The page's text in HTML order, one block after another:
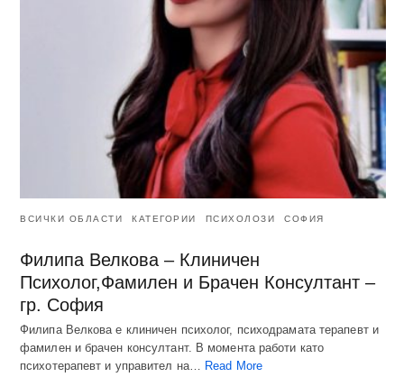
ВСИЧКИ ОБЛАСТИ КАТЕГОРИИ ПСИХОЛОЗИ СОФИЯ
Филипа Велкова – Клиничен
Психолог,Фамилен и Брачен Консултант –
гр. София
Филипа Велкова е клиничен психолог, психодрамата терапевт и
фамилен и брачен консултант. В момента работи като
психотерапевт и управител на…
Read More